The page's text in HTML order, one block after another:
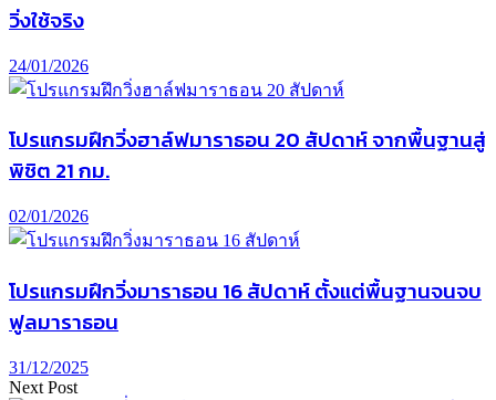
วิ่งใช้จริง
24/01/2026
โปรแกรมฝึกวิ่งฮาล์ฟมาราธอน 20 สัปดาห์ จากพื้นฐานสู่
พิชิต 21 กม.
02/01/2026
โปรแกรมฝึกวิ่งมาราธอน 16 สัปดาห์ ตั้งแต่พื้นฐานจนจบ
ฟูลมาราธอน
31/12/2025
Next Post